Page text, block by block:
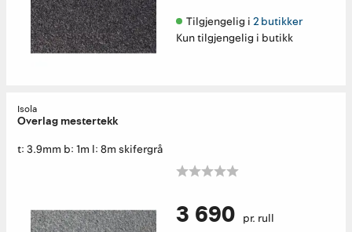
Tilgjengelig i 2 butikker
Kun tilgjengelig i butikk
Isola
Overlag mestertekk
t: 3.9mm b: 1m l: 8m skifergrå
3 690 pr. rull